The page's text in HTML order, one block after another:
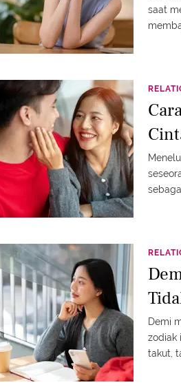
saat
Demi
zodiak
takut,